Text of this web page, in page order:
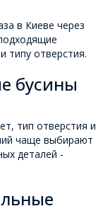
в Киеве через
типу отверстия.
бусины
тип отверстия и
чаще выбирают
деталей -